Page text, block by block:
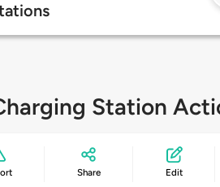
Station
Share Edit